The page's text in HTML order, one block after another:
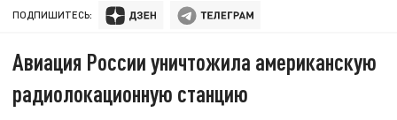
ПОДПИШИТЕСЬ:
Авиация России уничтожила американскую
радиолокационную станцию